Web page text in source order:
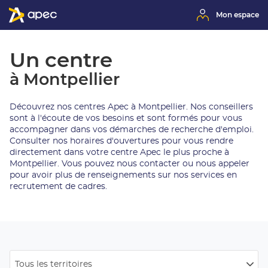
Mon espace
Un centre
à Montpellier
Découvrez nos centres Apec à Montpellier. Nos conseillers
sont à l'écoute de vos besoins et sont formés pour vous
accompagner dans vos démarches de recherche d'emploi.
Consulter nos horaires d'ouvertures pour vous rendre
directement dans votre centre Apec le plus proche à
Montpellier. Vous pouvez nous contacter ou nous appeler
pour avoir plus de renseignements sur nos services en
recrutement de cadres.
Tous les territoires